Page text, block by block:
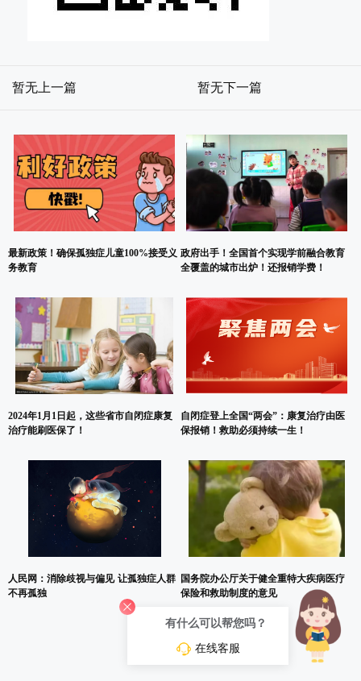
暂无上一篇 暂无下一篇
最新政策！确保孤独症儿童100%接受义
务教育
政府出手！全国首个实现学前融合教育
全覆盖的城市出炉！还报销学费！
2024年1月1日起，这些省市自闭症康复
治疗能刷医保了！
自闭症登上全国“两会”：康复治疗由医
保报销！救助必须持续一生！
人民网：消除歧视与偏见 让孤独症人群
不再孤独
国务院办公厅关于健全重特大疾病医疗
保险和救助制度的意见
有什么可以帮您吗？
在线客服